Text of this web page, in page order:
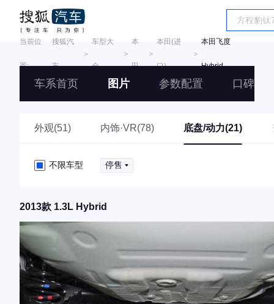
当前位
置:
搜狐汽
车
＞
车型大
全
＞
本
田
＞
本田(进
口)
＞
本田飞度
Hybrid
车系首页 图片 参数配置 口碑
外观(51) 内饰·VR(78) 底盘/动力(21)
不限车型 停售
2013款 1.3L Hybrid